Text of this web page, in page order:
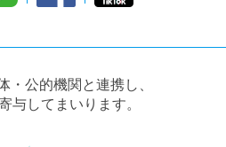
・公的機関と連携し、
与してまいります。